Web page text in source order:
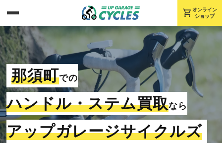
shopping_cart オンライン
ショップ
那須町での
ハンドル・ステム買取なら
アップガレージサイクルズ